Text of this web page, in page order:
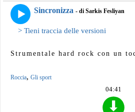
Sincronizza - di Sarkis Fesliyan
> Tieni traccia delle versioni
Strumentale hard rock con un
Roccia, Gli sport
04:41